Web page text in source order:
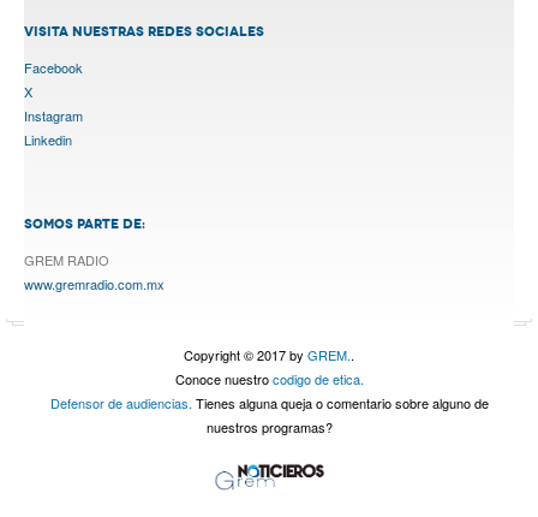
VISITA NUESTRAS REDES SOCIALES
Facebook
X
Instagram
Linkedin
SOMOS PARTE DE:
GREM RADIO
www.gremradio.com.mx
Copyright © 2017 by GREM..
Conoce nuestrocodigo de etica.
Defensor de audiencias. Tienes alguna queja o comentario sobre alguno de
nuestros programas?